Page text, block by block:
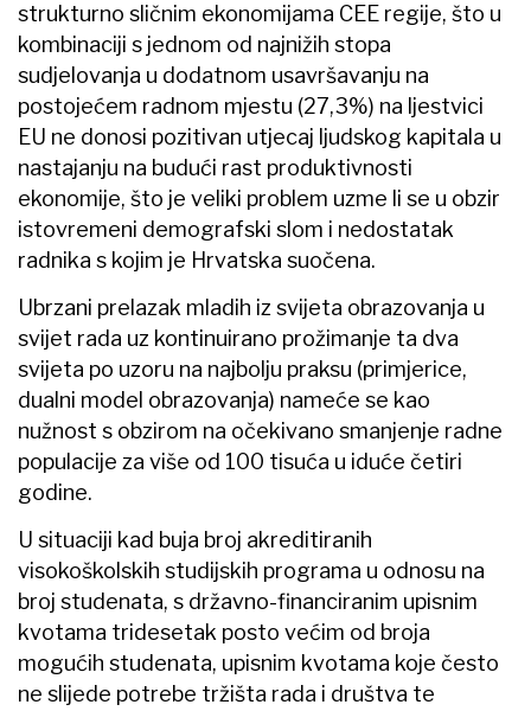
strukturno sličnim ekonomijama CEE regije, što u
kombinaciji s jednom od najnižih stopa
sudjelovanja u dodatnom usavršavanju na
postojećem radnom mjestu (27,3%) na ljestvici
EU ne donosi pozitivan utjecaj ljudskog kapitala u
nastajanju na budući rast produktivnosti
ekonomije, što je veliki problem uzme li se u obzir
istovremeni demografski slom i nedostatak
radnika s kojim je Hrvatska suočena.
Ubrzani prelazak mladih iz svijeta obrazovanja u
svijet rada uz kontinuirano prožimanje ta dva
svijeta po uzoru na najbolju praksu (primjerice,
dualni model obrazovanja) nameće se kao
nužnost s obzirom na očekivano smanjenje radne
populacije za više od 100 tisuća u iduće četiri
godine.
U situaciji kad buja broj akreditiranih
visokoškolskih studijskih programa u odnosu na
broj studenata, s državno-financiranim upisnim
kvotama tridesetak posto većim od broja
mogućih studenata, upisnim kvotama koje često
ne slijede potrebe tržišta rada i društva te